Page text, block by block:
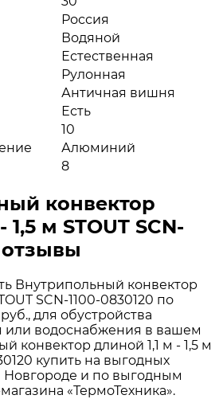
Россия
Водяной
Естественная
Рулонная
Античная вишня
Есть
10
Алюминий
8
конвектор
м STOUT SCN-
отзывы
Внутрипольный конвектор
SCN-1100-0830120 по
для обустройства
или водоснабжения в вашем
конвектор длиной 1,1 м - 1,5 м
купить на выгодных
и по выгодным
«ТермоТехника».